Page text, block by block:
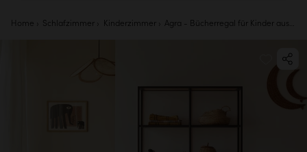
Home Schlafzimmer Kinderzimmer Agra - Bücherregal für Kinder aus massiver Akazie und Metall